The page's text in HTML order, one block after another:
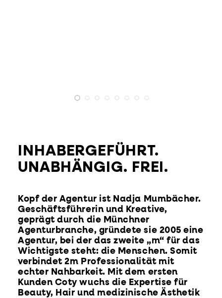
INHABERGEFÜHRT.
UNABHÄNGIG. FREI.
Kopf der Agentur ist Nadja Mumbächer.
Geschäftsführerin und Kreative,
geprägt durch die Münchner
Agenturbranche, gründete sie 2005 eine
Agentur, bei der das zweite „m“ für das
Wichtigste steht: die Menschen. Somit
verbindet 2m Professionalität mit
echter Nahbarkeit. Mit dem ersten
Kunden Coty wuchs die Expertise für
Beauty, Hair und medizinische Ästhetik